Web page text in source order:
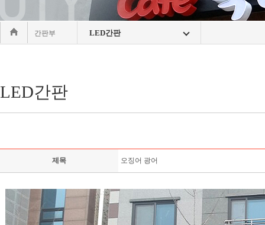
간판부 LED간판
LED간판
제목 오징어 광어